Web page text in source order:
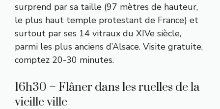
surprend par sa taille (97 mètres de hauteur,
le plus haut temple protestant de France) et
surtout par ses 14 vitraux du XIVe siècle,
parmi les plus anciens d’Alsace. Visite gratuite,
comptez 20-30 minutes.
16h30 – Flâner dans les ruelles de la
vieille ville